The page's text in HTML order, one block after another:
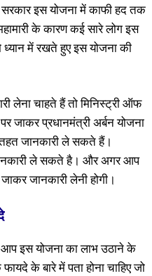
सरकार इस योजना में काफी हद तक
के कारण कई सारे लोग इस
में रखते हुए इस योजना की
लेना चाहते हैं तो मिनिस्ट्री ऑफ
जाकर प्रधानमंत्री अर्बन योजना
तहत जानकारी ले सकते हैं।
ले सकते है। और अगर आप
जानकारी लेनी होगी।
इस योजना का लाभ उठाने के
के बारे में पता होना चाहिए जो